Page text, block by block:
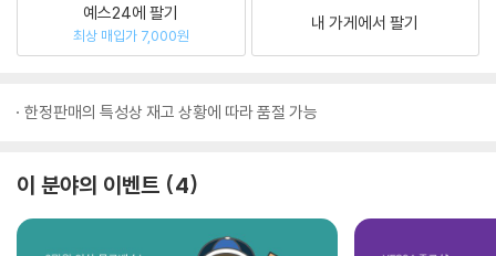
예스24에 팔기
최상 매입가 7,000원
내 가게에서 팔기
한정판매의 특성상 재고 상황에 따라 품절 가능
이 분야의 이벤트 4